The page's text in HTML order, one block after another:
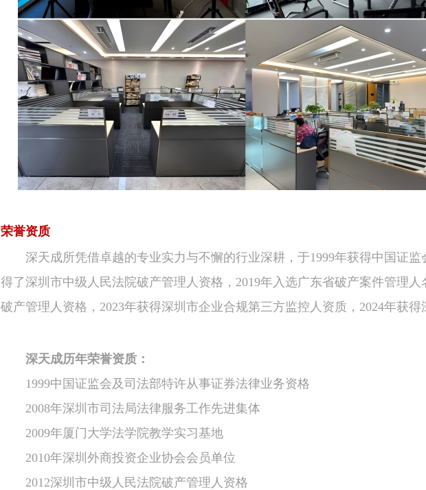
荣誉资质
深天成所凭借卓越的专业实力与不懈的行业深耕，于1999年获得中国证
得了深圳市中级人民法院破产管理人资格，2019年入选广东省破产案件管理
破产管理人资格，2023年获得深圳市企业合规第三方监控人资质，2024年获
深天成历年荣誉资质：
1999中国证监会及司法部特许从事证券法律业务资格
2008年深圳市司法局法律服务工作先进集体
2009年厦门大学法学院教学实习基地
2010年深圳外商投资企业协会会员单位
2012深圳市中级人民法院破产管理人资格